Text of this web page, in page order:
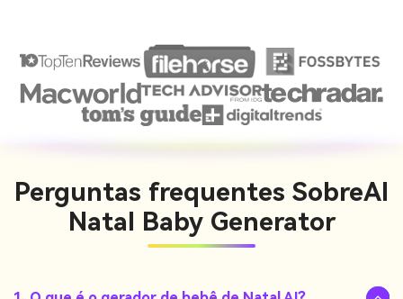
Perguntas frequentes SobreAI
Natal Baby Generator